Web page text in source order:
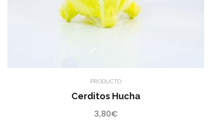
PRODUCTO
Cerditos Hucha
3,80€